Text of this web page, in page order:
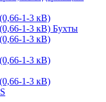
1-3 кВ)
1-3 кВ) Бухты
1-3 кВ)
1-3 кВ)
1-3 кВ)